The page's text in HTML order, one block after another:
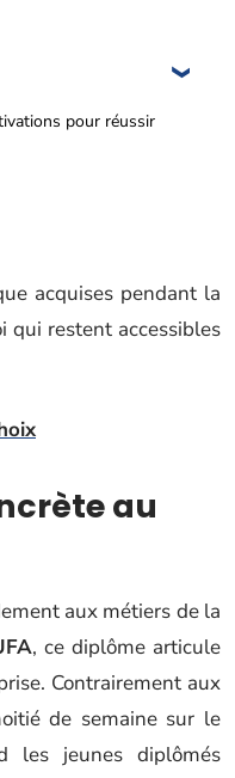
pour réussir
acquises pendant la
qui restent accessibles
au
aux métiers de la
, ce diplôme articule
Contrairement aux
de semaine sur le
les jeunes diplômés